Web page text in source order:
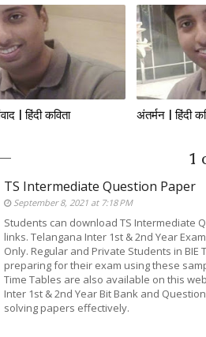
| हिंदी कविता अंतर्मन | हिंदी
1
TS Intermediate Question Paper
September 8, 2021 at 7:18 PM
Students can download TS Intermediate
links. Telangana Inter 1st & 2nd Year
Only. Regular and Private Students in
preparing for their exam using these
Time Tables are also available on this
Inter 1st & 2nd Year Bit Bank and
solving papers effectively.